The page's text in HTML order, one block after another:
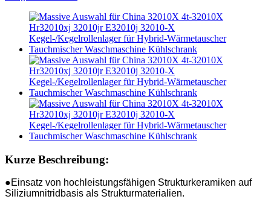
Kurze Beschreibung:
●Einsatz von hochleistungsfähigen Strukturkeramiken auf
Siliziumnitridbasis als Strukturmaterialien.